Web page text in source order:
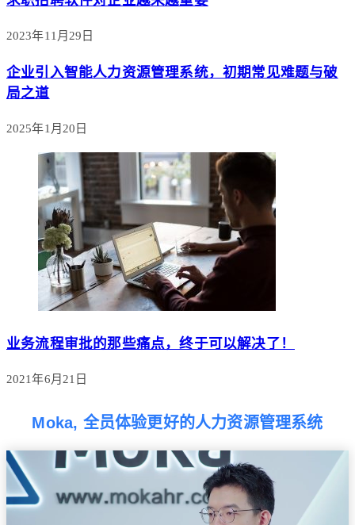
2023年11月29日
企业引入智能人力资源管理系统，初期常见难题与破
局之道
2025年1月20日
业务流程审批的那些痛点，终于可以解决了！
2021年6月21日
Moka, 全员体验更好的人力资源管理系统